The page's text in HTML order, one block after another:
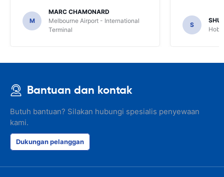
M
MARC CHAMONARD
Melbourne Airport - International
Terminal
S
Bantuan dan kontak
Butuh bantuan? Silakan hubungi spesialis penyewaan
kami.
Dukungan pelanggan